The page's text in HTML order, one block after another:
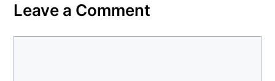
Leave a Comment